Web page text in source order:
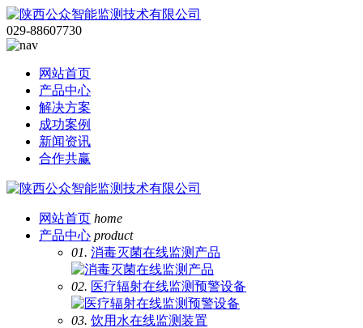
029-88607730
网站首页
产品中心
解决方案
成功案例
新闻资讯
合作共赢
网站首页 home
产品中心 product
01. 消毒灭菌在线监测产品
02. 医疗辐射在线监测预警设备
03. 饮用水在线监测装置